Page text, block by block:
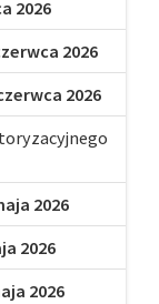
2026
2026
2026
2026
2026
2026